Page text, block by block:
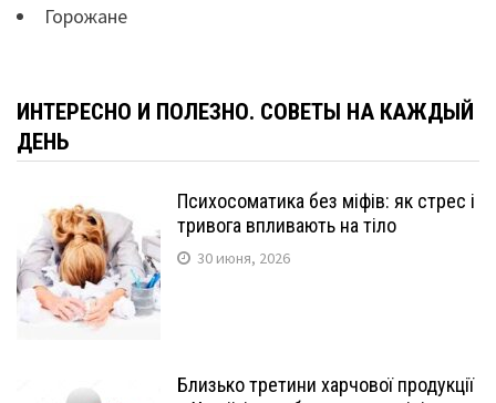
Горожане
ИНТЕРЕСНО И ПОЛЕЗНО. СОВЕТЫ НА КАЖДЫЙ
ДЕНЬ
Психосоматика без міфів: як стрес і
тривога впливають на тіло
30 июня, 2026
Близько третини харчової продукції